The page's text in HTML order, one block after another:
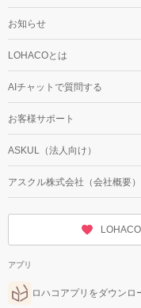
お知らせ
LOHACOとは
AIチャットで質問する
お客様サポート
ASKUL（法人向け）
アスクル株式会社（会社概要）
アプリ
ロハコアプリをダウンロ